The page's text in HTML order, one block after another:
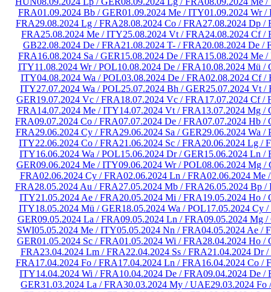
FRA01.09.2024 Bb / GER01.09.2024 Me / ITY01.09.2024 Wr /
FRA29.08.2024 Lg / FRA28.08.2024 Co / FRA27.08.2024 Dp /
FRA25.08.2024 Me / ITY25.08.2024 Vt / FRA24.08.2024 Cf /
GB22.08.2024 De / FRA21.08.2024 T- / FRA20.08.2024 De /
FRA16.08.2024 Sa / GER15.08.2024 De / FRA15.08.2024 Me
ITY11.08.2024 Wr / POL10.08.2024 De / FRA10.08.2024 Mü /
ITY04.08.2024 Wa / POL03.08.2024 De / FRA02.08.2024 Cf /
ITY27.07.2024 Wa / POL25.07.2024 Bh / GER25.07.2024 Vt /
GER19.07.2024 Vc / FRA18.07.2024 Vc / FRA17.07.2024 Cf /
FRA14.07.2024 Me / ITY14.07.2024 Vt / FRA13.07.2024 Mg /
FRA09.07.2024 Co / FRA07.07.2024 De / FRA07.07.2024 Hb /
FRA29.06.2024 Cy / FRA29.06.2024 Sa / GER29.06.2024 Wa /
ITY22.06.2024 Co / FRA21.06.2024 Sc / FRA20.06.2024 Lg /
ITY16.06.2024 Wa / POL15.06.2024 Dr / GER15.06.2024 Ln /
GER09.06.2024 Me / ITY09.06.2024 Wr / POL08.06.2024 Mg /
FRA02.06.2024 Cy / FRA02.06.2024 Ln / FRA02.06.2024 Me
FRA28.05.2024 Au / FRA27.05.2024 Mb / FRA26.05.2024 Bp /
ITY21.05.2024 Ae / FRA20.05.2024 Mi / FRA19.05.2024 Ho /
ITY18.05.2024 Mü / GER18.05.2024 Wa / POL17.05.2024 Cy
GER09.05.2024 La / FRA09.05.2024 Ln / FRA09.05.2024 Mg /
SWI05.05.2024 Me / ITY05.05.2024 Nn / FRA04.05.2024 Ae /
GER01.05.2024 Sc / FRA01.05.2024 Wi / FRA28.04.2024 Ho /
FRA23.04.2024 Lm / FRA22.04.2024 Ss / FRA21.04.2024 Dr
FRA17.04.2024 Fo / FRA17.04.2024 Ln / FRA16.04.2024 Co /
ITY14.04.2024 Wi / FRA10.04.2024 De / FRA09.04.2024 De /
GER31.03.2024 La / FRA30.03.2024 My / UAE29.03.2024 Fo